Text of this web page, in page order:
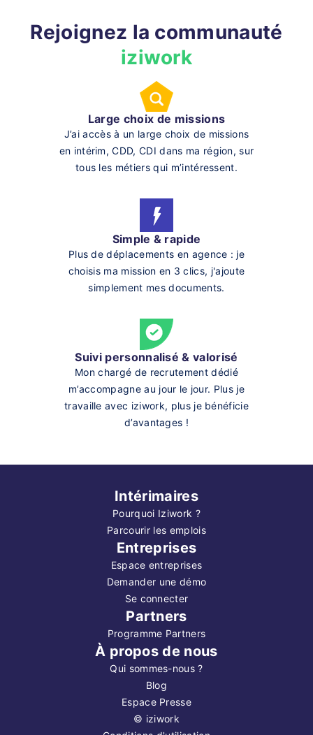
Rejoignez la communauté
iziwork
Large choix de missions
J’ai accès à un large choix de missions
en intérim, CDD, CDI dans ma région, sur
tous les métiers qui m’intéressent.
Simple & rapide
Plus de déplacements en agence : je
choisis ma mission en 3 clics, j'ajoute
simplement mes documents.
Suivi personnalisé & valorisé
Mon chargé de recrutement dédié
m’accompagne au jour le jour. Plus je
travaille avec iziwork, plus je bénéficie
d’avantages !
Intérimaires
Pourquoi Iziwork ?
Parcourir les emplois
Entreprises
Espace entreprises
Demander une démo
Se connecter
Partners
Programme Partners
À propos de nous
Qui sommes-nous ?
Blog
Espace Presse
© iziwork